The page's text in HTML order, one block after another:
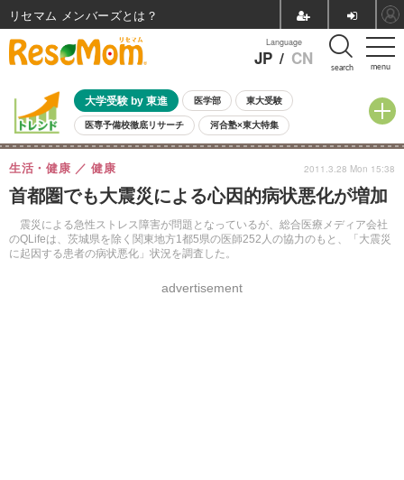
menu
Language
JP / CN search
大学受験 by 東進 医学部 東大受験
医専予備校徹底リサーチ 河合塾×東大特集
親子で考える大学選び 高校受験 中学受験 小学校受験
共通テスト 夏休み
8月開催イベント・WS 全国公立高校 過去問 人気記事
自由研究教材（小学生向け） 自由研究教材（中学生向け） ランキング
首都圏でも大震災による心因的病状悪化が増加
震災による急性ストレス障害が問題となっているが、総合医療メディア会社
のQLifeは、茨城県を除く関東地方1都5県の医師252人の協力のもと、「大震災
に起因する患者の病状悪化」状況を調査した。
生活・健康 健康
advertisement
2011.3.28 Mon 15:38
リセマム メンバーズ